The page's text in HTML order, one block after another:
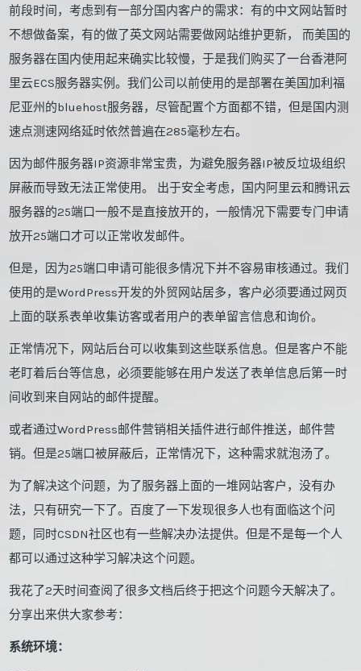
前段时间，考虑到有一部分国内客户的需求：有的中文网站暂时
不想做备案，有的做了英文网站需要做网站维护更新， 而美国的
服务器在国内使用起来确实比较慢，于是我们购买了一台香港阿
里云ECS服务器实例。我们公司以前使用的是部署在美国加利福
尼亚州的bluehost服务器，尽管配置个方面都不错，但是国内测
速点测速网络延时依然普遍在285毫秒左右。
因为邮件服务器IP资源非常宝贵，为避免服务器IP被反垃圾组织
屏蔽而导致无法正常使用。 出于安全考虑，国内阿里云和腾讯云
服务器的25端口一般不是直接放开的，一般情况下需要专门申请
放开25端口才可以正常收发邮件。
但是，因为25端口申请可能很多情况下并不容易审核通过。我们
使用的是WordPress开发的外贸网站居多，客户必须要通过网页
上面的联系表单收集访客或者用户的表单留言信息和询价。
正常情况下，网站后台可以收集到这些联系信息。但是客户不能
老盯着后台等信息，必须要能够在用户发送了表单信息后第一时
间收到来自网站的邮件提醒。
或者通过WordPress邮件营销相关插件进行邮件推送，邮件营
销。但是25端口被屏蔽后，正常情况下，这种需求就泡汤了。
为了解决这个问题，为了服务器上面的一堆网站客户，没有办
法，只有研究一下了。百度了一下发现很多人也有面临这个问
题，同时CSDN社区也有一些解决办法提供。但是不是每一个人
都可以通过这种学习解决这个问题。
我花了2天时间查阅了很多文档后终于把这个问题今天解决了。
分享出来供大家参考：
系统环境：